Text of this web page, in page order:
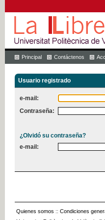
Principal Contáctenos
Usuario registrado
e-mail:
Contraseña:
¿Olvidó su contraseña?
e-mail:
Quienes somos :: Condiciones